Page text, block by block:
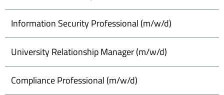
Information Security Professional (m/w/d)
University Relationship Manager (m/w/d)
Compliance Professional (m/w/d)